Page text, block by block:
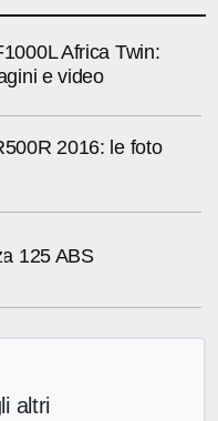
Africa Twin:
e video
2016: le foto
125 ABS
altri